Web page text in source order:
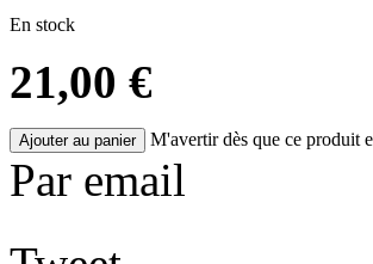
En stock
21,00 €
Ajouter au panier M'avertir dès que ce produit
Par email